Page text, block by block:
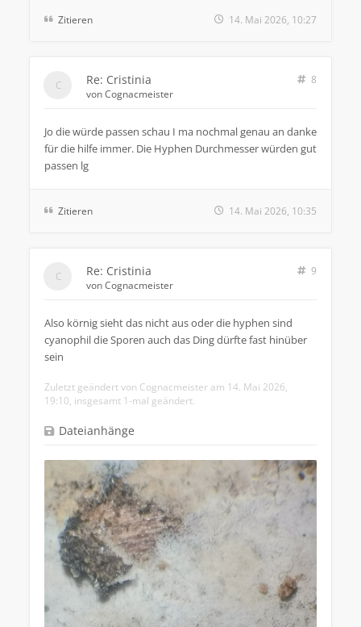
Zitieren 14. Mai 2026, 10:27
Re: Cristinia
8
vonCognacmeister
Jo die würde passen schau I ma nochmal genau an danke
für die hilfe immer. Die Hyphen Durchmesser würden gut
passen lg
Zitieren 14. Mai 2026, 10:35
Re: Cristinia
9
vonCognacmeister
Also körnig sieht das nicht aus oder die hyphen sind
cyanophil die Sporen auch das Ding dürfte fast hinüber
sein
Zuletzt geändert von Cognacmeister am 14. Mai 2026,
19:10, insgesamt 1-mal geändert.
Dateianhänge